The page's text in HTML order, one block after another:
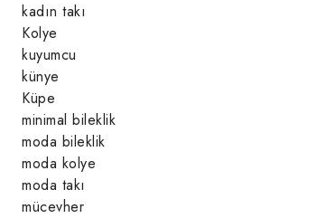
kadın takı
Kolye
kuyumcu
künye
Küpe
minimal bileklik
moda bileklik
moda kolye
moda takı
mücevher